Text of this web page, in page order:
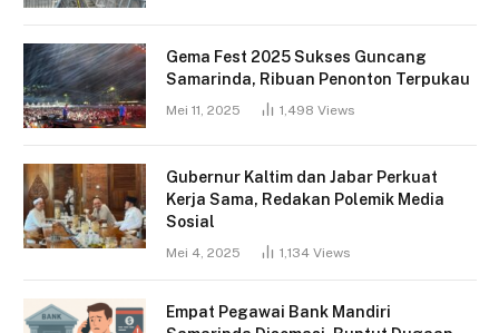
Gema Fest 2025 Sukses Guncang
Samarinda, Ribuan Penonton Terpukau
Mei 11, 2025 1,498 Views
Gubernur Kaltim dan Jabar Perkuat
Kerja Sama, Redakan Polemik Media
Sosial
Mei 4, 2025 1,134 Views
Empat Pegawai Bank Mandiri